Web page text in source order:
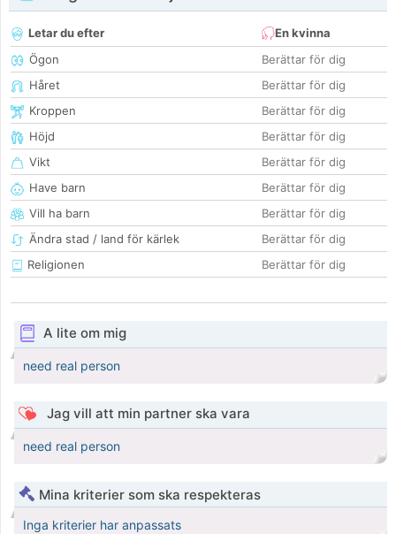
Letar du efter
En kvinna
Ögon
Berättar för dig
Håret
Berättar för dig
Kroppen
Berättar för dig
Höjd
Berättar för dig
Vikt
Berättar för dig
Have barn
Berättar för dig
Vill ha barn
Berättar för dig
Ändra stad / land för kärlek
Berättar för dig
Religionen
Berättar för dig
A lite om mig
need real person
Jag vill att min partner ska vara
need real person
Mina kriterier som ska respekteras
Inga kriterier har anpassats